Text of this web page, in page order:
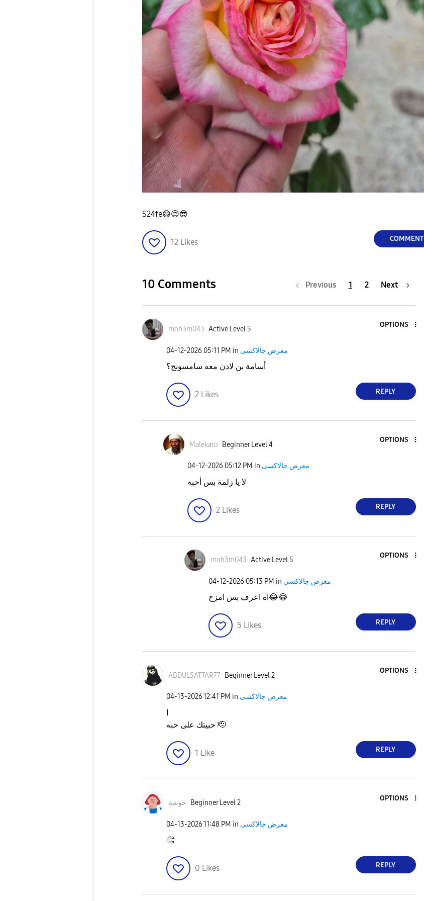
S24fe😄😌😎
12 Likes COMMENT
10 Comments Previous 1 2 Next
moh3m043 Active Level 5
OPTIONS
‎04-12-2026 05:11 PM in معرض جالاكسى
أسامة بن لادن معه سامسونج؟
2 Likes REPLY
Malekato Beginner Level 4
OPTIONS
‎04-12-2026 05:12 PM in معرض جالاكسى
لا يا زلمة بس أحبه
2 Likes REPLY
moh3m043 Active Level 5
OPTIONS
‎04-12-2026 05:13 PM in معرض جالاكسى
اه اعرف بس امزح😂😂
5 Likes REPLY
ABDULSATTAR77 Beginner Level 2
OPTIONS
‎04-13-202612:41 PM in معرض جالاكسى
ا
حبيتك على حبه 🫡
1 Like REPLY
حوشه Beginner Level 2
OPTIONS
‎04-13-202611:48 PM in معرض جالاكسى
👏
0 Likes REPLY